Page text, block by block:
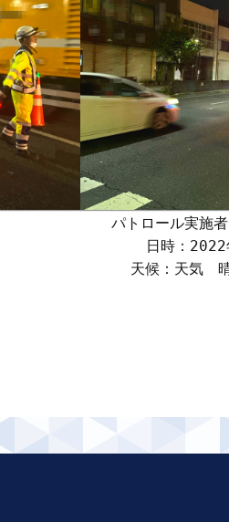
パトロール実施
日時：
天候：天気　